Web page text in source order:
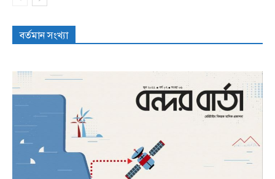
বর্তমান সংখ্যা